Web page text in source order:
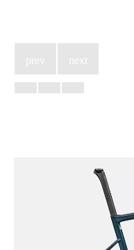
prev next